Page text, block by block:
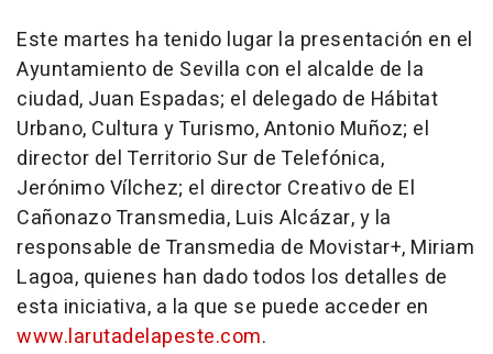
Este martes ha tenido lugar la presentación en el
Ayuntamiento de Sevilla con el alcalde de la
ciudad, Juan Espadas; el delegado de Hábitat
Urbano, Cultura y Turismo, Antonio Muñoz; el
director del Territorio Sur de Telefónica,
Jerónimo Vílchez; el director Creativo de El
Cañonazo Transmedia, Luis Alcázar, y la
responsable de Transmedia de Movistar+, Miriam
Lagoa, quienes han dado todos los detalles de
esta iniciativa, a la que se puede acceder en
www.larutadelapeste.com.